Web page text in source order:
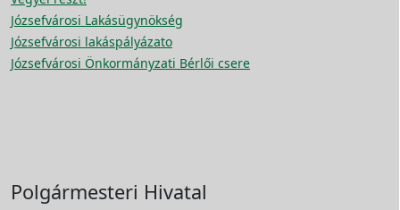
Józsefvárosi Lakásügynökség
Józsefvárosi lakáspályázato
Józsefvárosi Önkormányzati Bérlői csere
Polgármesteri Hivatal